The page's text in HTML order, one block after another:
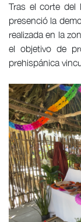
Tras el corte del
presenció la
realizada en la
el objetivo de
prehispánica